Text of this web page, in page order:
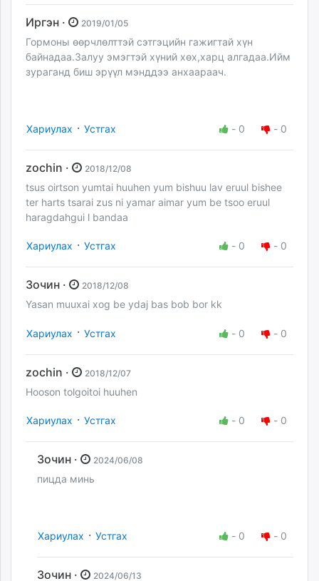
Иргэн · 2019/01/05
Гормоны өөрчлөлттэй сэтгэцийн гажигтай хүн
байнадаа.Залуу эмэгтэй хүний хөх,харц алгадаа.Ийм
зураганд биш эрүүл мэнддээ анхаараач.
Хариулах · Устгах - 0 - 0
zochin · 2018/12/08
tsus oirtson yumtai huuhen yum bishuu lav eruul bishee
ter harts tsarai zus ni yamar aimar yum be tsoo eruul
haragdahgui l bandaa
Хариулах · Устгах - 0 - 0
Зочин · 2018/12/08
Yasan muuxai xog be ydaj bas bob bor kk
Хариулах · Устгах - 0 - 0
zochin · 2018/12/07
Hooson tolgoitoi huuhen
Хариулах · Устгах - 0 - 0
Зочин · 2024/06/08
пицда минь
Хариулах · Устгах - 0 - 0
Зочин · 2024/06/13